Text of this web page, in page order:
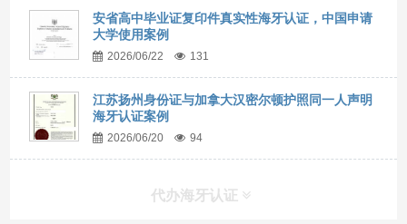
安省高中毕业证复印件真实性海牙认证，中国申请
大学使用案例
2026/06/22 131
江苏扬州身份证与加拿大汉密尔顿护照同一人声明
海牙认证案例
2026/06/20 94
代办海牙认证